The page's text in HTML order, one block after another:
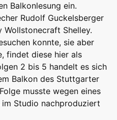
Balkonlesung ein.
Rudolf Guckelsberger
Wollstonecraft Shelley.
konnte, sie aber
findet diese hier als
2 bis 5 handelt es sich
Balkon des Stuttgarter
musste wegen eines
Studio nachproduziert